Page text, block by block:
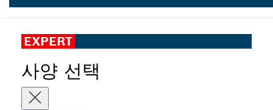
EXPERT
사양 선택